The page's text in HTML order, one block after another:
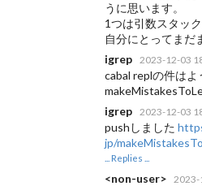
うに思います。
1つは引数スタッ
自分にとってまだ
igrep
2023-12-03
cabal replの件は
igrep
2023-12-03
pushしました
jp/
... Replies ...
<non-user> 2023-